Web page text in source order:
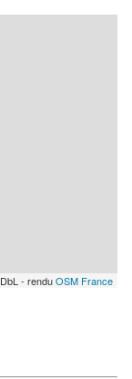
- renduOSM France